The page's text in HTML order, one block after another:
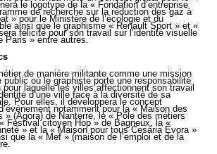
le logotype de la « Fondation d’entreprise
de recherche sur la réduction des gaz à
» pour le Ministère de l’écologie et du
ainsi que le graphisme « Renault Sport » et «
félicité pour son travail sur l’identité visuelle
Paris » entre autres.
de manière militante comme une mission
public où le graphiste porte une responsabilité
pour laquelle les villes affectionnent son travail
d’une ville face à la diversité de sa
Pour elles, il développera le concept
notamment pour la « Maison des
» (Agora) de Nanterre, le « Pôle des métiers
Festival citoyen Hop » de Bagneux, la «
» et la « Maison pour tous Cesária Évora »
que la « Mef » (maison de l’emploi et de la